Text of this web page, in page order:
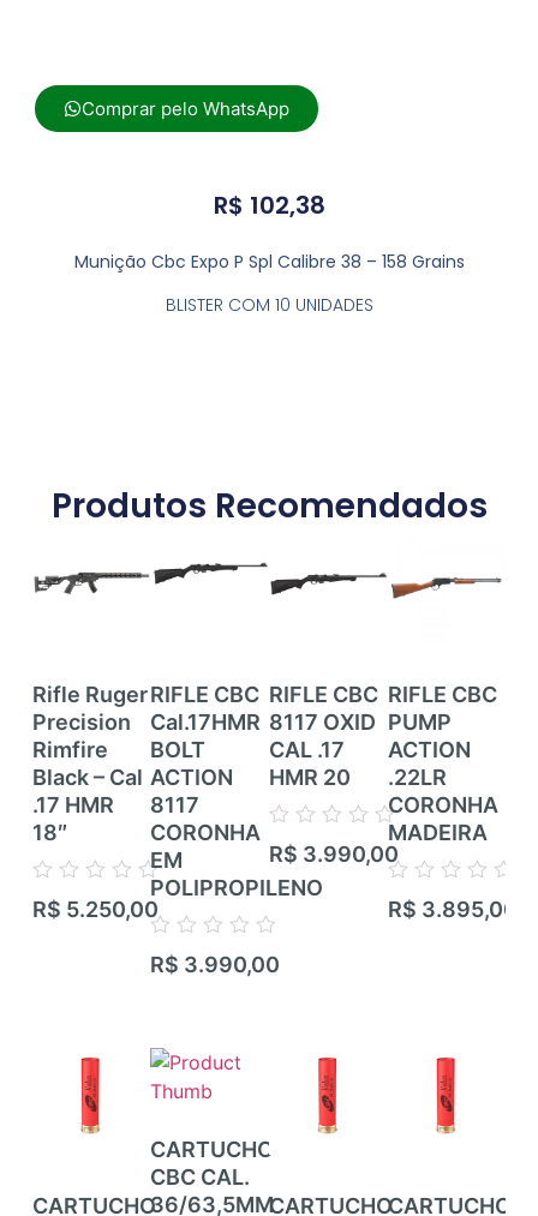
Comprar pelo WhatsApp
R$ 102,38
Munição Cbc Expo P Spl Calibre 38 – 158 Grains
BLISTER COM 10 UNIDADES
Produtos Recomendados
Rifle Ruger
Precision
Rimfire
Black – Cal
.17 HMR
18″
Avaliação
0
R$ 5.250,00
RIFLE CBC
Cal.17HMR
BOLT
ACTION
8117
CORONHA
EM
POLIPROPILENO
Avaliação
0
R$ 3.990,00
RIFLE CBC
8117 OXID
CAL .17
HMR 20
Avaliação
0
de
5
R$ 3.990,00
RIFLE CBC
PUMP
ACTION
.22LR
CORONHA
MADEIRA
Avaliação
0
R$ 3.895,00
CARTUCHO
CARTUCHO
CBC CAL.
36/63,5MMCARTUCHOCARTUCHO